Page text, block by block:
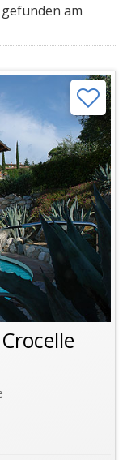
am